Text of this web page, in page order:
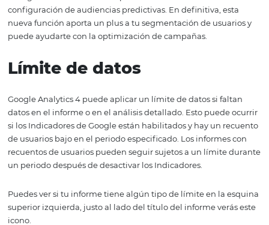
En Universal Analytics, la atribución sólo se tenía en
la última fuente antes de la conversión y no había
cambiar a otro modelo. En esta nueva versión,
estándar Data Driven Attribution de Google, se puede
Segmentos frente al
objetivo
nueva área de Segmentos, que previamente estaba
en Universal Analytics para filtrar usuarios y sesiones